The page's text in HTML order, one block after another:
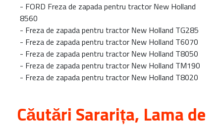
- FORD Freza de zapada pentru tractor New Holland
8560
- Freza de zapada pentru tractor New Holland TG285
- Freza de zapada pentru tractor New Holland T6070
- Freza de zapada pentru tractor New Holland T8050
- Freza de zapada pentru tractor New Holland TM190
- Freza de zapada pentru tractor New Holland T8020
Căutări Sararița, Lama de